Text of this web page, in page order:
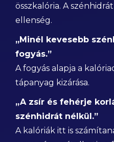
összkalória. A
ellenség.
„Minél kevesebb
fogyás.”
A fogyás alapja a
tápanyag kizárása.
„A zsír és fehérje
szénhidrát nélkül.”
A kalóriák itt is